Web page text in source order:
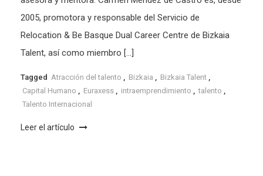
2005, promotora y responsable del Servicio de
Relocation & Be Basque Dual Career Centre de Bizkaia
Talent, así como miembro […]
Tagged Atracción del talento , Bizkaia , Bizkaia Talent ,
Capital Humano , Euraxess , intraemprendimiento , talento ,
Talento Internacional
Leer el artículo